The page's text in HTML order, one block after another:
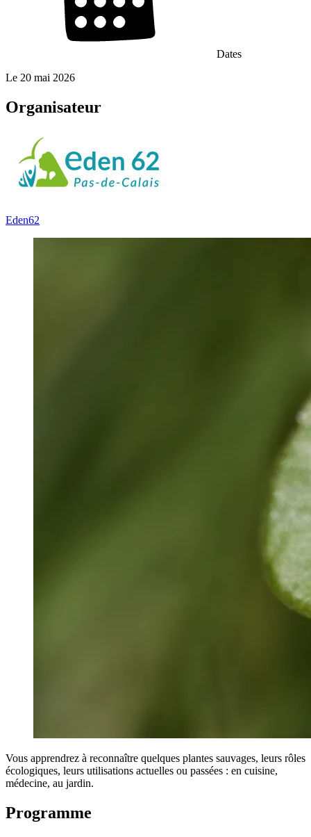
Dates
Le 20 mai 2026
Organisateur
Eden62
Vous apprendrez à reconnaître quelques plantes sauvages, leurs rôles
écologiques, leurs utilisations actuelles ou passées : en cuisine,
médecine, au jardin.
Programme